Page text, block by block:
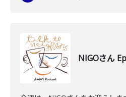
NIGOさん